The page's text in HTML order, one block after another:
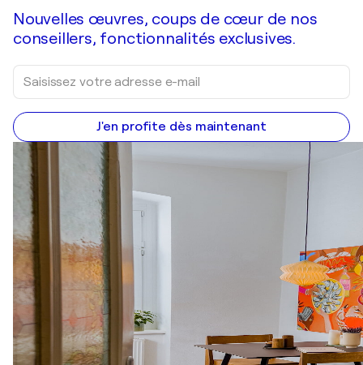
Nouvelles œuvres, coups de cœur de nos
conseillers, fonctionnalités exclusives.
J'en profite dès maintenant